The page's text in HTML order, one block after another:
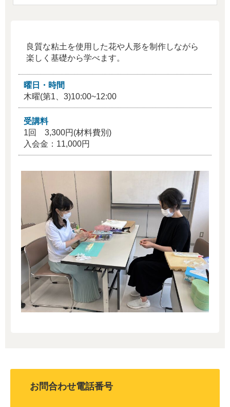
良質な粘土を使用した花や人形を制作しながら
楽しく基礎から学べます。
曜日・時間
木曜(第1、3)10:00~12:00
受講料
1回 3,300円(材料費別)
入会金：11,000円
お問合わせ電話番号